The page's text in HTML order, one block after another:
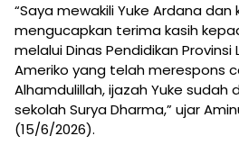
“Saya mewakili Yuke Ardana dan
mengucapkan terima kasih
melalui Dinas Pendidikan
Ameriko yang telah merespons
Alhamdulillah, ijazah Yuke sudah
sekolah Surya Dharma,” ujar
(15/6/2026).